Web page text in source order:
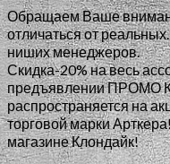
Обращаем Ваше
отличаться от
ниших менеджеров.
Скидка-20% на весь
предъявлении ПРОМО
распространяется на
торговой марки
магазине Клондайк!